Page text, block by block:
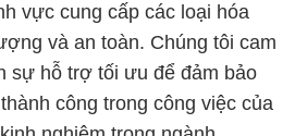
vực cung cấp các loại hóa
và an toàn. Chúng tôi cam
sự hỗ trợ tối ưu để đảm bảo
công trong công việc của